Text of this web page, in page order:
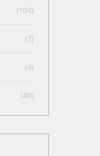
(104)
(7)
(4)
(40)